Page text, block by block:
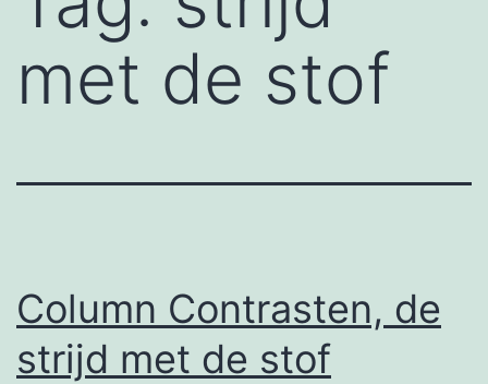
met de stof
Column Contrasten, de
strijd met de stof